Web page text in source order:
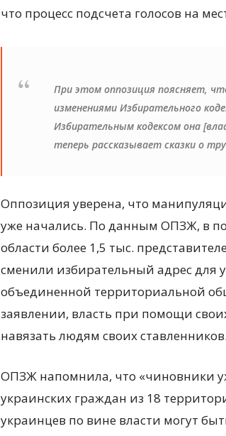
что процесс подсчета голосов на
При этом оппозиция поясняет,
изменениями Избирательного
Избирательным кодексом она
теперь рассказывает сказки о
Оппозиция уверена, что
уже начались. По данным ОПЗЖ, в
области более 1,5 тыс.
сменили избирательный адрес для
объединенной территориальной
заявлении, власть при помощи
навязать людям своих ставленников.
ОПЗЖ напомнила, что «чиновники
украинских граждан из 18
украинцев по вине власти могут